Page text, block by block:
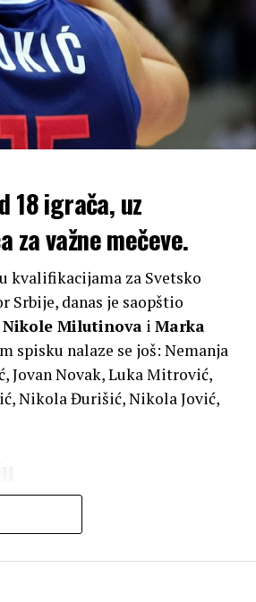
18 igrača, uz
važne mečeve.
kvalifikacijama za Svetsko
Srbije, danas je saopštio
Nikole Milutinova i Marka
spisku nalaze se još: Nemanja
Jovan Novak, Luka Mitrović,
Nikola Đurišić, Nikola Jović,
13. avgust. Nakon toga će
— prva je na programu 20.
jer su povratkom